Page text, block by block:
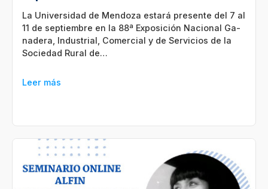
La Universidad de Mendoza estará presente del 7 al
11 de septiembre en la 88ª Ex­po­si­ción Na­cio­nal Ga­
na­de­ra, In­dus­trial, Co­mer­cial y de Ser­vi­cios de la
So­cie­dad Ru­ral de…
Leer más